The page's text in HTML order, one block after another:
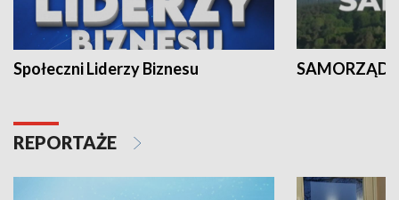
Społeczni Liderzy Biznesu SAMORZĄD
REPORTAŻE